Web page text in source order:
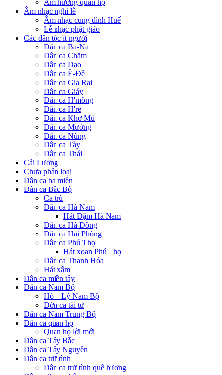
Âm hưởng quan họ
Âm nhạc nghi lễ
Âm nhạc cung đình Huế
Lễ nhạc phật giáo
Các dân tộc ít người
Dân ca Ba-Na
Dân ca Chăm
Dân ca Dao
Dân ca Ê-Đê
Dân ca Gia Rai
Dân ca Giáy
Dân ca H'mông
Dân ca H're
Dân ca Khơ Mú
Dân ca Mường
Dân ca Nùng
Dân ca Tày
Dân ca Thái
Cải Lương
Chưa phân loại
Dân ca ba miền
Dân ca Bắc Bộ
Ca trù
Dân ca Hà Nam
Hát Dậm Hà Nam
Dân ca Hà Đông
Dân ca Hải Phòng
Dân ca Phú Thọ
Hát xoan Phú Thọ
Dân ca Thanh Hóa
Hát xẩm
Dân ca miền tây
Dân ca Nam Bộ
Hò – Lý Nam Bộ
Đờn ca tài tử
Dân ca Nam Trung Bộ
Dân ca quan họ
Quan họ lời mới
Dân ca Tây Bắc
Dân ca Tây Nguyên
Dân ca trữ tình
Dân ca trữ tình quê hương